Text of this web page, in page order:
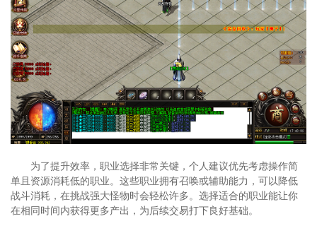
为了提升效率，职业选择非常关键，个人建议优先考虑操作简
单且资源消耗低的职业。这些职业拥有召唤或辅助能力，可以降低
战斗消耗，在挑战强大怪物时会轻松许多。选择适合的职业能让你
在相同时间内获得更多产出，为后续交易打下良好基础。